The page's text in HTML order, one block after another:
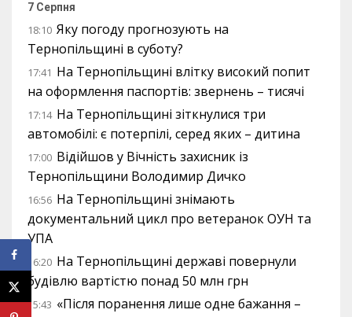
7 Серпня
18:10 Яку погоду прогнозують на
Тернопільщині в суботу?
17:41 На Тернопільщині влітку високий попит
на оформлення паспортів: звернень – тисячі
17:14 На Тернопільщині зіткнулися три
автомобілі: є потерпілі, серед яких – дитина
17:00 Відійшов у Вічність захисник із
Тернопільщини Володимир Дичко
16:56 На Тернопільщині знімають
документальний цикл про ветеранок ОУН та
УПА
16:20 На Тернопільщині державі повернули
будівлю вартістю понад 50 млн грн
15:43 «Після поранення лише одне бажання –